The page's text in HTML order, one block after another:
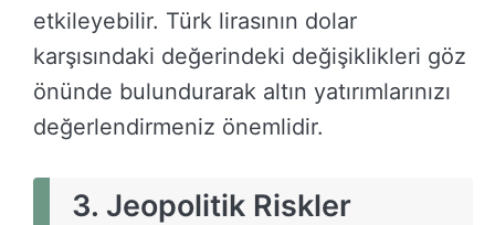
etkileyebilir. Türk lirasının dolar
karşısındaki değerindeki değişiklikleri göz
önünde bulundurarak altın yatırımlarınızı
değerlendirmeniz önemlidir.
3. Jeopolitik Riskler